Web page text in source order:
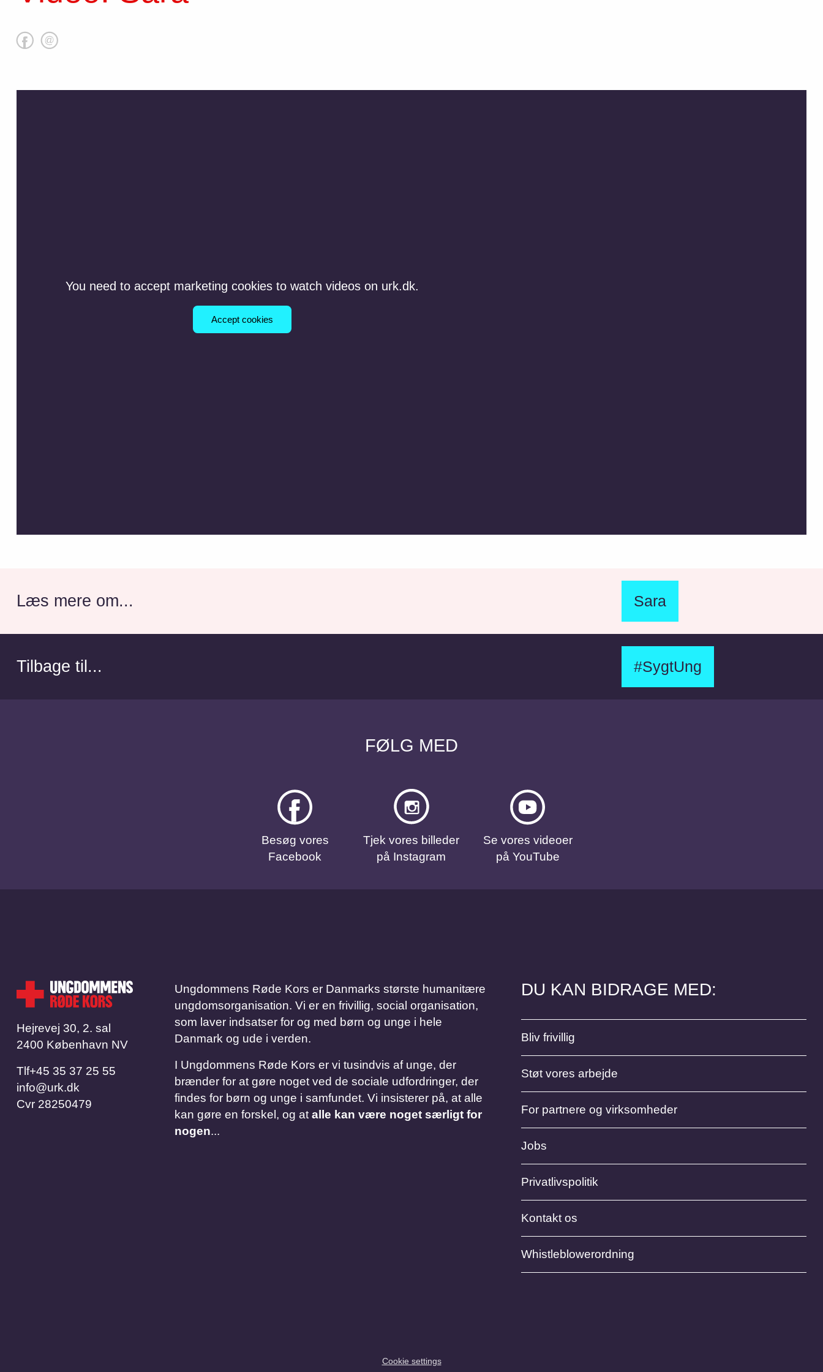
You need to accept marketing cookies to watch videos on urk.dk.
Accept cookies
Læs mere om... Sara
Tilbage til... #SygtUng
FØLG MED
Besøg vores
Facebook
Tjek vores billeder
på Instagram
Se vores videoer
på YouTube
Hejrevej 30, 2. sal
2400 København NV
Tlf​​​​​​​+45 35 37 25 55
info@urk.dk
Cvr28250479
Ungdommens Røde Kors er Danmarks største humanitære
ungdomsorganisation. Vi er en frivillig, social organisation,
som laver indsatser for og med børn og unge i hele
Danmark og ude i verden.
I Ungdommens Røde Kors er vi tusindvis af unge, der
brænder for at gøre noget ved de sociale udfordringer, der
findes for børn og unge i samfundet. Vi insisterer på, at alle
kan gøre en forskel, og at alle kan være noget særligt for
nogen...
DU KAN BIDRAGE MED:
Bliv frivillig
Støt vores arbejde
For partnere og virksomheder
Jobs
Privatlivspolitik
Kontakt os
Whistleblowerordning
Cookie settings